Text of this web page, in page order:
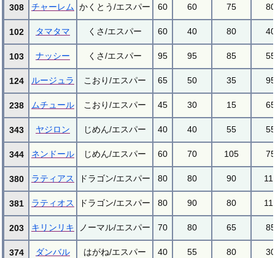
308 チャーレム かくとう/エスパー 60 60 75 80
102 タマタマ くさ/エスパー 60 40 80 40
103 ナッシー くさ/エスパー 95 95 85 55
124 ルージュラ こおり/エスパー 65 50 35 95
238 ムチュール こおり/エスパー 45 30 15 65
343 ヤジロン じめん/エスパー 40 40 55 55
344 ネンドール じめん/エスパー 60 70 105 75
380 ラティアス ドラゴン/エスパー 80 80 90
381 ラティオス ドラゴン/エスパー 80 90 80
203 キリンリキ ノーマル/エスパー 70 80 65 85
374 ダンバル はがね/エスパー 40 55 80 30